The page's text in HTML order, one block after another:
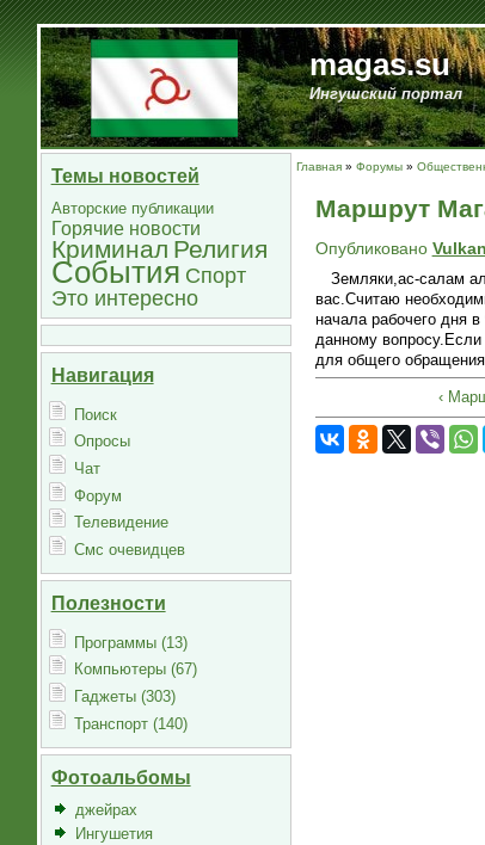
magas.su
Ингушский портал
Темы новостей
Авторские публикации
Горячие новости
Криминал Религия
События Спорт
Это интересно
Навигация
Поиск
Опросы
Чат
Форум
Телевидение
Смс очевидцев
Полезности
Программы (13)
Компьютеры (67)
Гаджеты (303)
Транспорт (140)
Фотоальбомы
джейрах
Ингушетия
Главная» Форумы»
Маршрут
Опубликовано
Земляки,ас-салам
вас.Считаю
начала рабочего дня
данному
для общего
‹